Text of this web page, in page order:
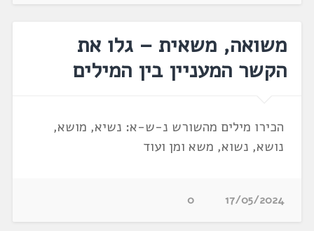
משואה, משאית – גלו את
הקשר המעניין בין המילים
הכירו מילים מהשורש נ-ש-א: נשיא, מושא,
נושא, נשוא, משא ומן ועוד
17/05/2024
0